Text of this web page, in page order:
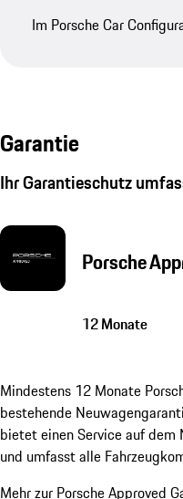
Im Porsche Car
Garantie
Ihr Garantieschutz
Porsche
12 Monate
Mindestens 12 Monate
bestehende
bietet einen Service auf dem
und umfasst alle
Mehr zur Porsche Approved